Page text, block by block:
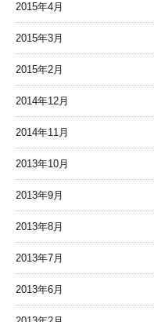
2015年4月
2015年3月
2015年2月
2014年12月
2014年11月
2013年10月
2013年9月
2013年8月
2013年7月
2013年6月